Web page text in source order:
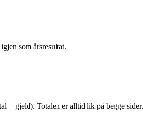
som årsresultat.
+ gjeld). Totalen er alltid lik på begge sider.